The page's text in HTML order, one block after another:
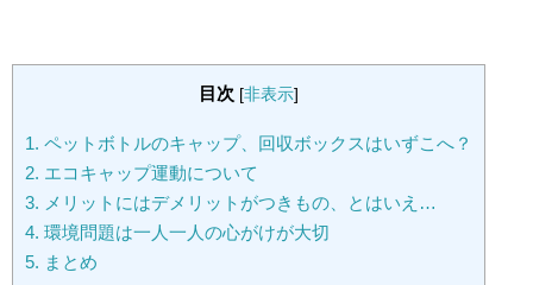
目次 [非表示]
1. ペットボトルのキャップ、回収ボックスはいずこへ？
2. エコキャップ運動について
3. メリットにはデメリットがつきもの、とはいえ…
4. 環境問題は一人一人の心がけが大切
5. まとめ